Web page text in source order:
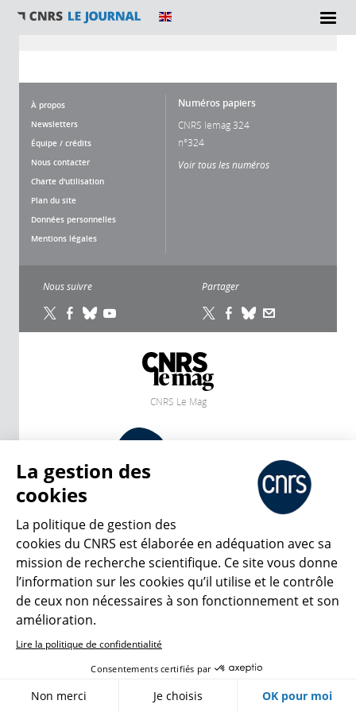
À propos
Newsletters
Équipe / crédits
Nous contacter
Charte d'utilisation
Plan du site
Données personnelles
Mentions légales
Numéros papiers
CNRS lemag 324
n°324
Voir tous les numéros
Nous suivre Partager
CNRS Le Mag
Créer un compte
Accessibilité : non conforme
La gestion des
cookies
La politique de gestion des
cookies du CNRS est élaborée en adéquation avec sa
mission de recherche scientifique. Ce site vous donne
l’information sur les cookies qu’il utilise et le contrôle
de ceux non nécessaires à son fonctionnement et son
amélioration.
Lire la politique de confidentialité
Consentements certifiés par
Non merci Je choisis OK pour moi